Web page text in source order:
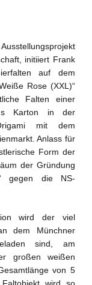
initiiert Frank
auf dem
Rose (XXL)“
Falten einer
Karton in der
mit dem
Anlass für
Form der
der Gründung
gegen die NS-
wird der viel
dem Münchner
sind, am
großen weißen
von 5
wird so